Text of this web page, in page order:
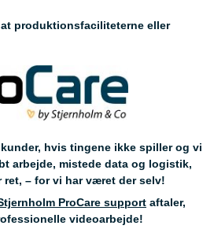
produktionsfaciliteterne eller
hvis tingene ikke spiller og vi
arbejde, mistede data og logistik,
ret, – for vi har været der selv!
ProCare support aftaler,
videoarbejde!